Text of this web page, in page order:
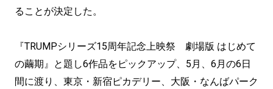
ることが決定した。
『TRUMPシリーズ15周年記念上映祭 劇場版 はじめて
の繭期』と題し6作品をピックアップ、5月、6月の6日
間に渡り、東京・新宿ピカデリー、大阪・なんばパーク